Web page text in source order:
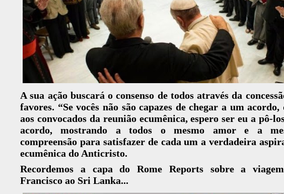
A sua ação buscará o consenso de todos através da
favores. “Se vocês não são capazes de chegar a um
aos convocados da reunião ecumênica, espero ser eu a pô-
acordo, mostrando a todos o mesmo amor e a
compreensão para satisfazer de cada um a verdadeira
ecumênica do Anticristo.
Recordemos a capa do Rome Reports sobre a
Francisco ao Sri Lanka...